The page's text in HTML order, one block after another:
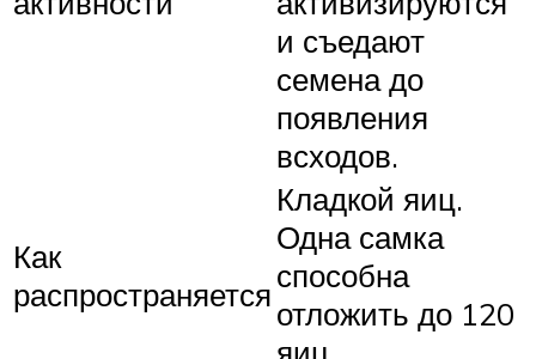
и съедают
семена до
появления
всходов.
Как
распространяется
Кладкой яиц.
Одна самка
способна
отложить до 120